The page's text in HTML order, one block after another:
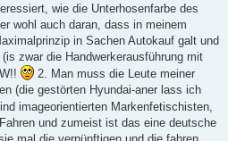
wie die Unterhosenfarbe des
wohl auch daran, dass in meinem
in Sachen Autokauf galt und
zwar die Handwerkerausführung mit
2. Man muss die Leute meiner
(die gestörten Hyundai-aner lass ich
imageorientierten Markenfetischisten,
und zumeist ist das eine deutsche